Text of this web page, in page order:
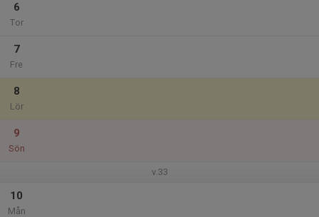
6
Tor
7
Fre
8
Lör
9
Sön
v.33
10
Mån